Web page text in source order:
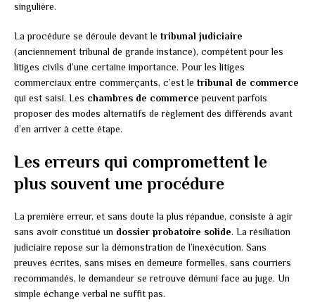
singulière.
La procédure se déroule devant le tribunal judiciaire
(anciennement tribunal de grande instance), compétent pour les
litiges civils d’une certaine importance. Pour les litiges
commerciaux entre commerçants, c’est le tribunal de commerce
qui est saisi. Les chambres de commerce peuvent parfois
proposer des modes alternatifs de règlement des différends avant
d’en arriver à cette étape.
Les erreurs qui compromettent le
plus souvent une procédure
La première erreur, et sans doute la plus répandue, consiste à agir
sans avoir constitué un dossier probatoire solide. La résiliation
judiciaire repose sur la démonstration de l’inexécution. Sans
preuves écrites, sans mises en demeure formelles, sans courriers
recommandés, le demandeur se retrouve démuni face au juge. Un
simple échange verbal ne suffit pas.